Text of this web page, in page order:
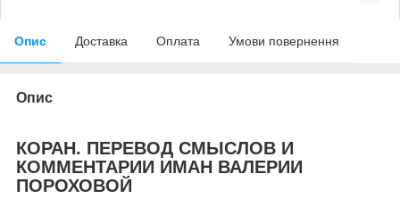
Опис Доставка Оплата Умови повернення
Опис
КОРАН. ПЕРЕВОД СМЫСЛОВ И
КОММЕНТАРИИ ИМАН ВАЛЕРИИ
ПОРОХОВОЙ